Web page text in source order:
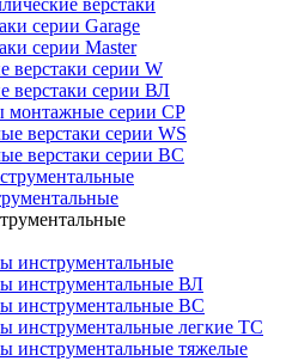
верстаки
серии Garage
серии Master
верстаки серии W
верстаки серии ВЛ
монтажные серии СР
верстаки серии WS
верстаки серии ВС
инструментальные
инструментальные ВЛ
инструментальные ВС
инструментальные легкие ТС
инструментальные тяжелые